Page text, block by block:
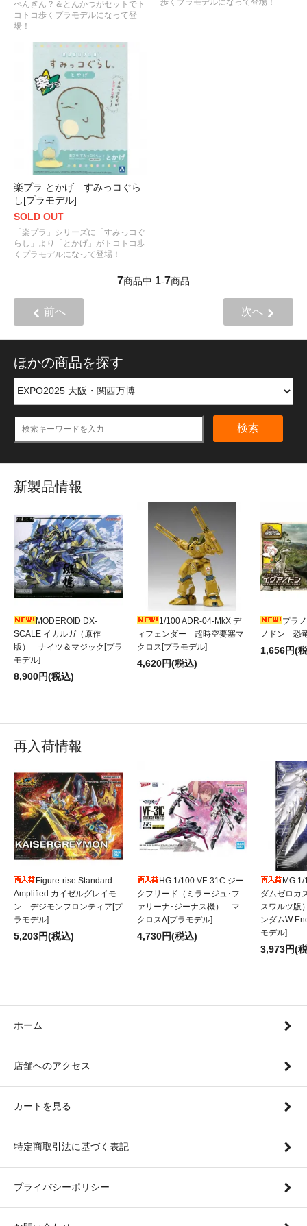
ぺんぎん？＆とんかつがセットでト
コトコ歩くプラモデルになって登
場！
歩くプラモデルになって登場！
楽プラ とかげ すみっコぐら
し[プラモデル]
SOLD OUT
「楽プラ」シリーズに「すみっコぐ
らし」より「とかげ」がトコトコ歩
くプラモデルになって登場！
7商品中 1-7商品
前へ 次へ
ほかの商品を探す
検索
新製品情報
MODEROID DX-
SCALE イカルガ（原作
版） ナイツ＆マジック[プラ
モデル]
8,900円(税込)
1/100 ADR-04-MkX デ
ィフェンダー 超時空要塞マ
クロス[プラモデル]
4,620円(税込)
プラ
ノドン 恐
1,656円(
再入荷情報
Figure-rise Standard
Amplified カイゼルグレイモ
ン デジモンフロンティア[プ
ラモデル]
5,203円(税込)
HG 1/100 VF-31C ジー
クフリード（ミラージュ･フ
ァリーナ･ジーナス機） マ
クロスΔ[プラモデル]
4,730円(税込)
MG
ダムゼロカ
スワルツ版
ンダムW
モデル]
3,973円(
ホーム
店舗へのアクセス
カートを見る
特定商取引法に基づく表記
プライバシーポリシー